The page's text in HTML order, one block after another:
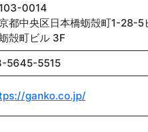
0014
都中央区日本橋蛎殻町1-28-5
殻町ビル 3F
5645-5515
ganko.co.jp/